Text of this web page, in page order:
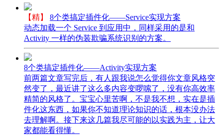
【精】
8个类搞定插件化——Service实现方案
动态加载一个 Service 到应用中，同样采用的是和
Activity 一样的伪装欺骗系统识别的方案。
8个类搞定插件化——Activity实现方案
前两篇文章写完后，有人跟我说怎么觉得你文章风格突
然变了，最近讲了这么多内容变啰嗦了，没有你高效率
精简的风格了。宝宝心里苦啊，不是我不想，实在是插
件化这东西，如果你不知道理论知识的话，根本没办法
去理解啊。接下来这几篇我尽可能的以实践为主，让大
家都能看得懂。